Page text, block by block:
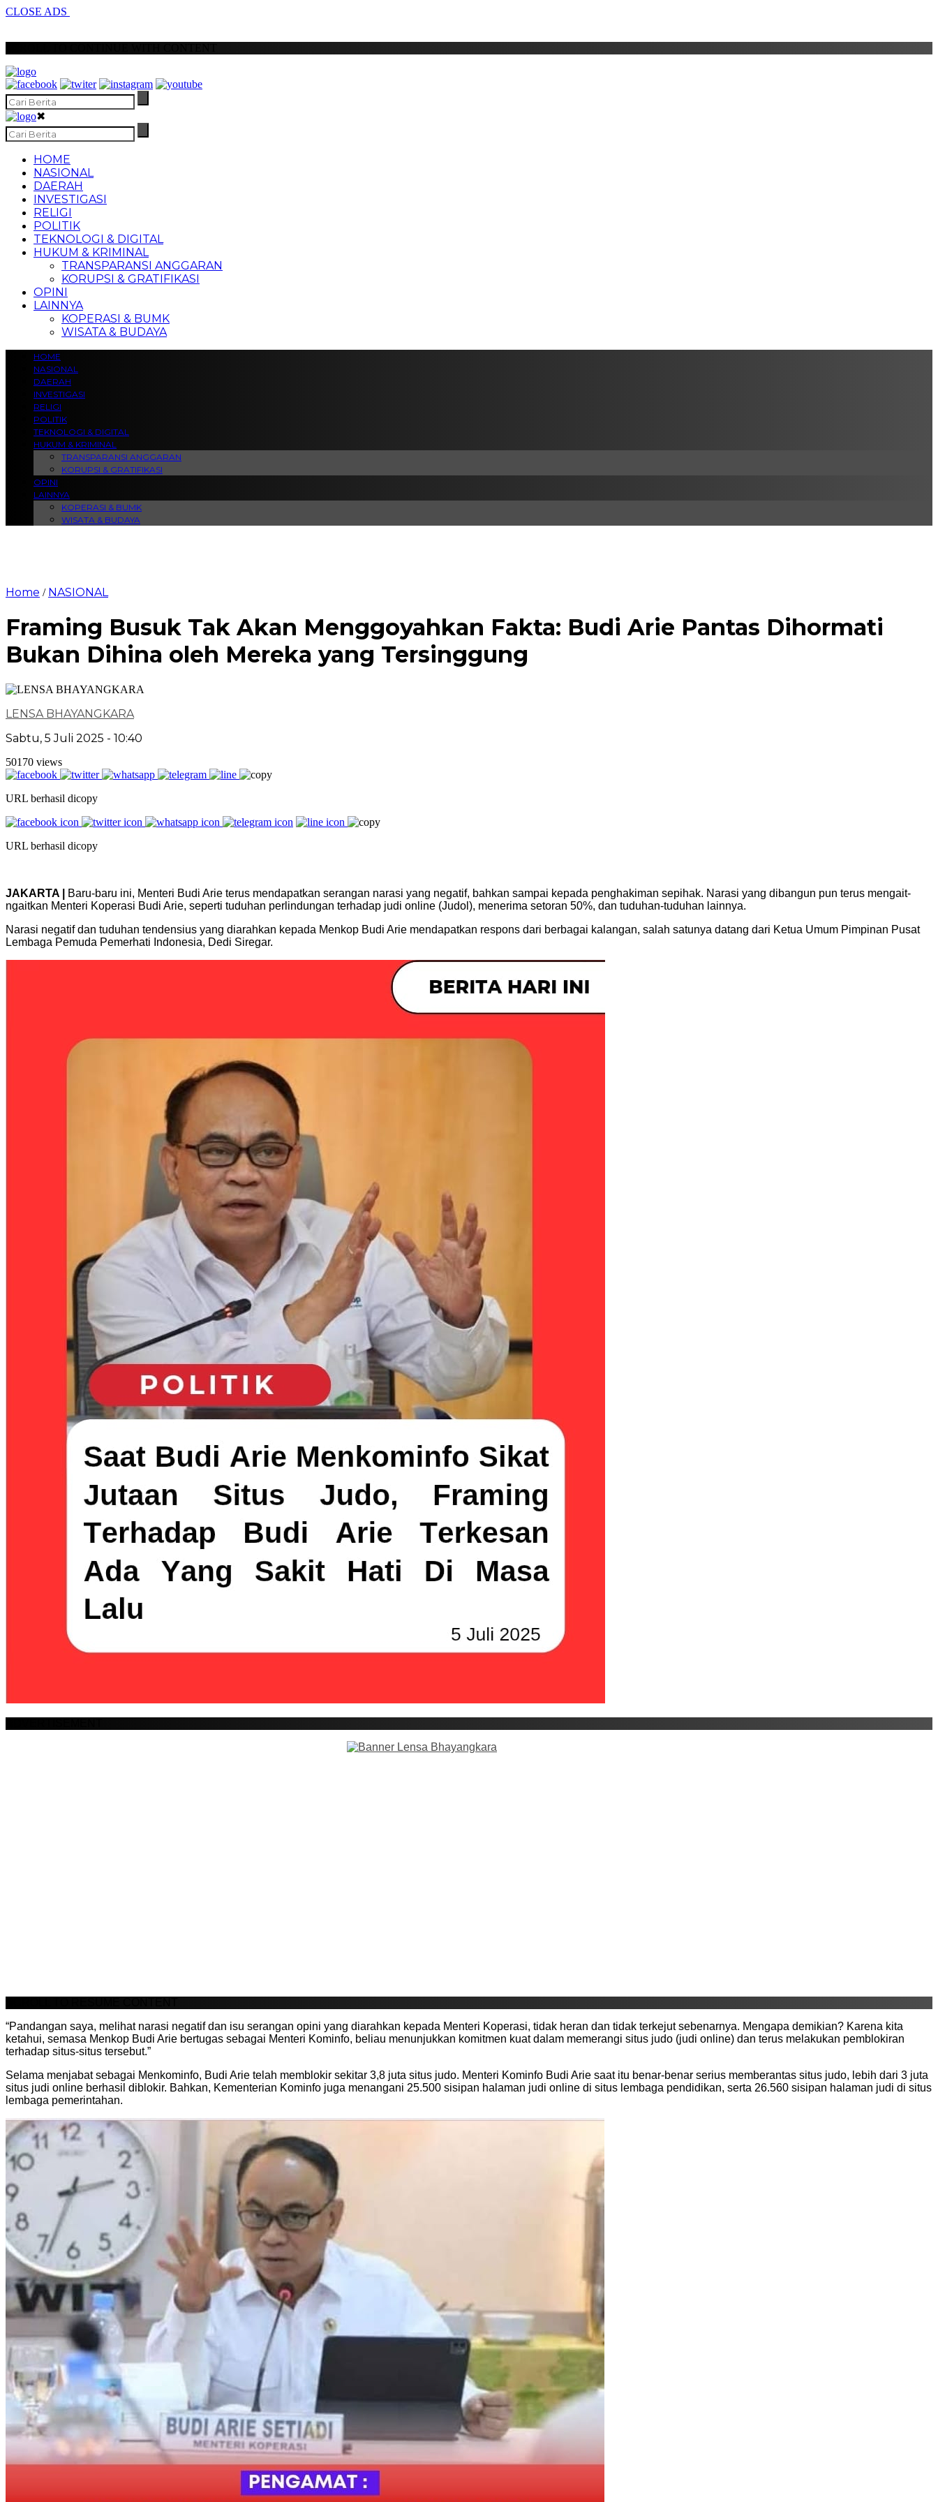
CLOSE ADS
✖
HOME
NASIONAL
DAERAH
INVESTIGASI
RELIGI
POLITIK
TEKNOLOGI & DIGITAL
HUKUM & KRIMINAL
TRANSPARANSI ANGGARAN
KORUPSI & GRATIFIKASI
OPINI
LAINNYA
KOPERASI & BUMK
WISATA & BUDAYA
HOME
NASIONAL
DAERAH
INVESTIGASI
RELIGI
POLITIK
TEKNOLOGI & DIGITAL
HUKUM & KRIMINAL
TRANSPARANSI ANGGARAN
KORUPSI & GRATIFIKASI
OPINI
LAINNYA
KOPERASI & BUMK
WISATA & BUDAYA
Home / NASIONAL
Framing Busuk Tak Akan Menggoyahkan Fakta: Budi Arie Pantas Dihormati
Bukan Dihina oleh Mereka yang Tersinggung
LENSA BHAYANGKARA
Sabtu, 5 Juli 2025 - 10:40
50170 views
URL berhasil dicopy
URL berhasil dicopy
JAKARTA |
Baru-baru ini, Menteri Budi Arie terus mendapatkan serangan narasi yang negatif, bahkan sampai kepada penghakiman sepihak. Narasi yang dibangun pun terus mengait-
ngaitkan Menteri Koperasi Budi Arie, seperti tuduhan perlindungan terhadap judi online (Judol), menerima setoran 50%, dan tuduhan-tuduhan lainnya.
Narasi negatif dan tuduhan tendensius yang diarahkan kepada Menkop Budi Arie mendapatkan respons dari berbagai kalangan, salah satunya datang dari Ketua Umum Pimpinan Pusat
Lembaga Pemuda Pemerhati Indonesia, Dedi Siregar.
“Pandangan saya, melihat narasi negatif dan isu serangan opini yang diarahkan kepada Menteri Koperasi, tidak heran dan tidak terkejut sebenarnya. Mengapa demikian? Karena kita
ketahui, semasa Menkop Budi Arie bertugas sebagai Menteri Kominfo, beliau menunjukkan komitmen kuat dalam memerangi situs judo (judi online) dan terus melakukan pemblokiran
terhadap situs-situs tersebut.”
Selama menjabat sebagai Menkominfo, Budi Arie telah memblokir sekitar 3,8 juta situs judo. Menteri Kominfo Budi Arie saat itu benar-benar serius memberantas situs judo, lebih dari 3 juta
situs judi online berhasil diblokir. Bahkan, Kementerian Kominfo juga menangani 25.500 sisipan halaman judi online di situs lembaga pendidikan, serta 26.560 sisipan halaman judi di situs
lembaga pemerintahan.